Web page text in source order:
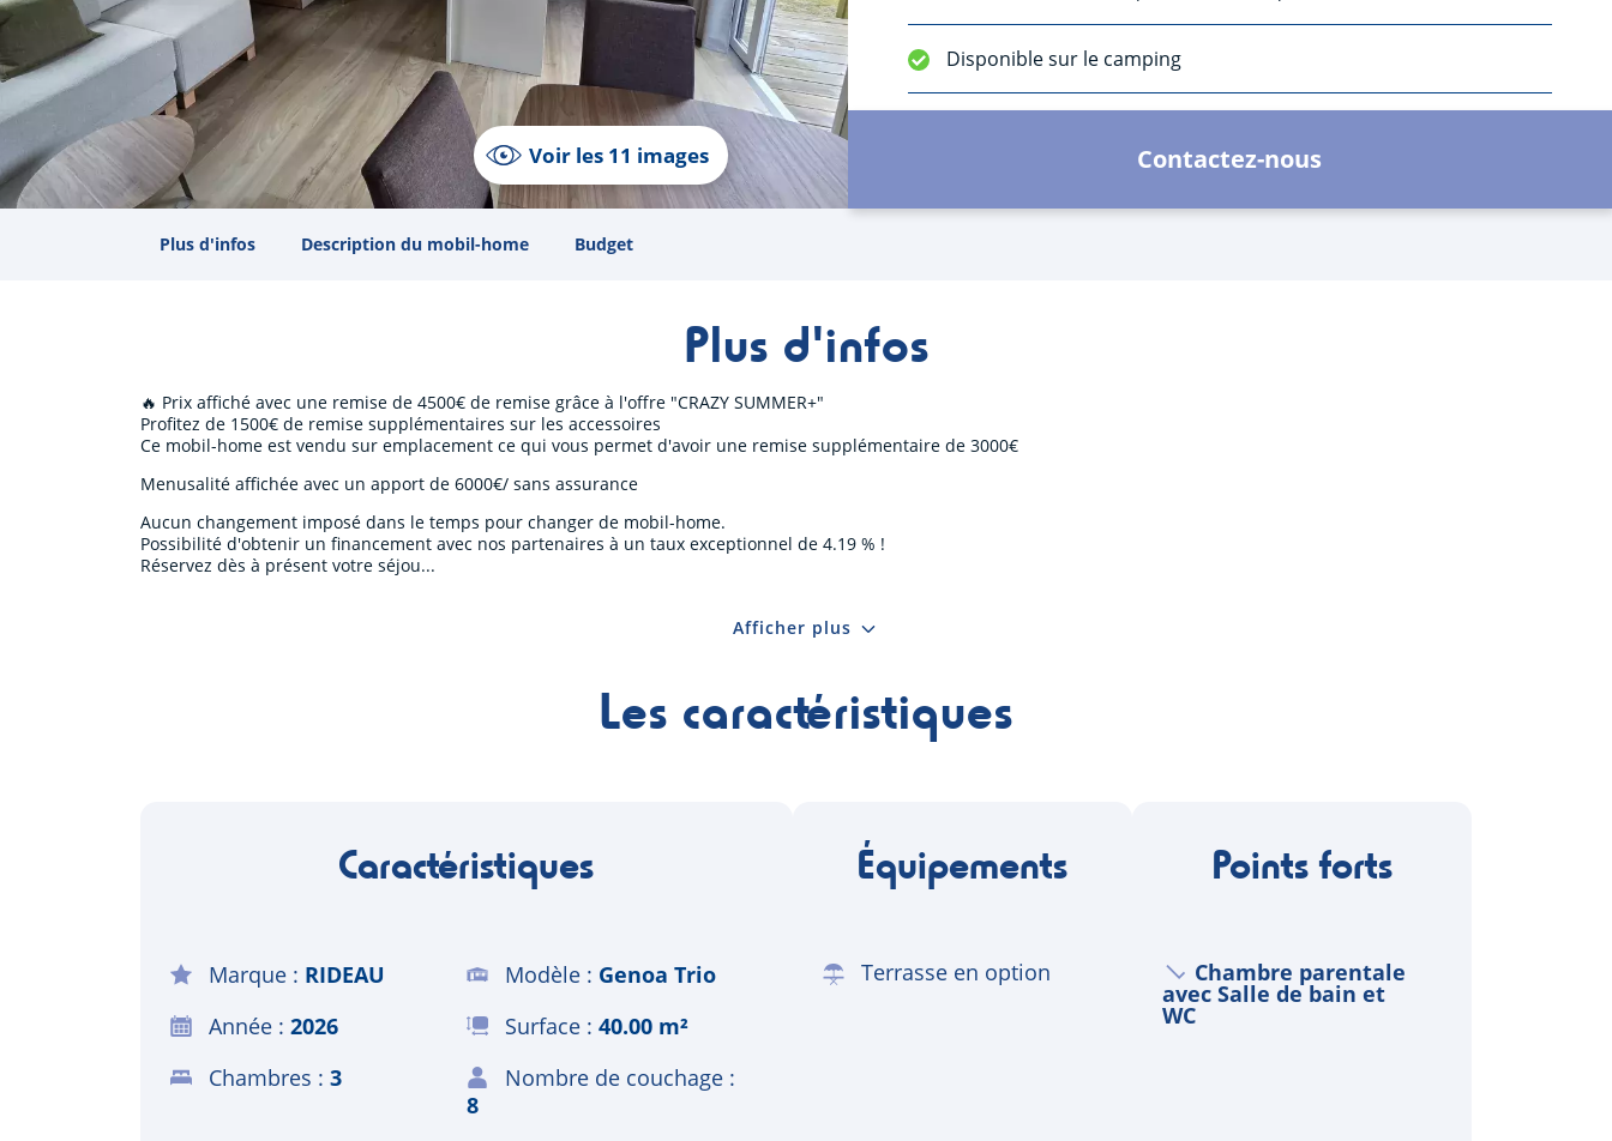
Voir les 11 images
Disponible sur le camping
Contactez-nous
Plus d'infos Description du mobil-home Budget
Plus d'infos
🔥 Prix affiché avec une remise de 4500€ de remise grâce à l'offre "CRAZY SUMMER+"
Profitez de 1500€ de remise supplémentaires sur les accessoires
Ce mobil-home est vendu sur emplacement ce qui vous permet d'avoir une remise supplémentaire de 3000€
Menusalité affichée avec un apport de 6000€/ sans assurance
Aucun changement imposé dans le temps pour changer de mobil-home.
Possibilité d'obtenir un financement avec nos partenaires à un taux exceptionnel de 4.19 % !
Réservez dès à présent votre séjou
Afficher plus
Les caractéristiques
Caractéristiques
Marque RIDEAU Modèle
Genoa Trio
Année
2026 Surface
40.00 m²
Chambres
3
Nombre de couchage
8
Équipements
Terrasse en option
Points forts
Chambre parentale
avec Salle de bain et
WC